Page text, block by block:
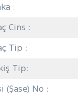
:
Cins :
Tip :
Tip:
(Şase) No :